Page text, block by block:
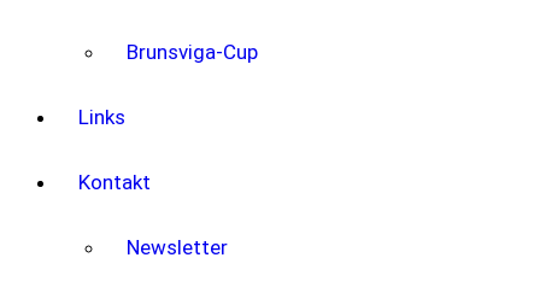
Brunsviga-Cup
Links
Kontakt
Newsletter